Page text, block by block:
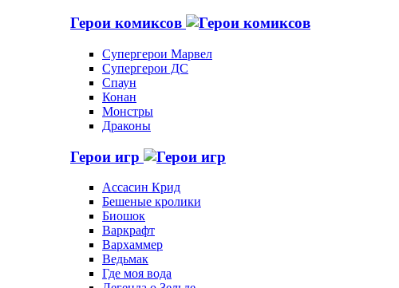
Герои комиксов
Супергерои Марвел
Супергерои ДС
Спаун
Конан
Монстры
Драконы
Герои игр
Ассасин Крид
Бешеные кролики
Биошок
Варкрафт
Вархаммер
Ведьмак
Где моя вода